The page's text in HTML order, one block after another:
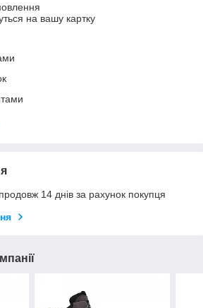
на вашу картку
14 днів за рахунок покупця